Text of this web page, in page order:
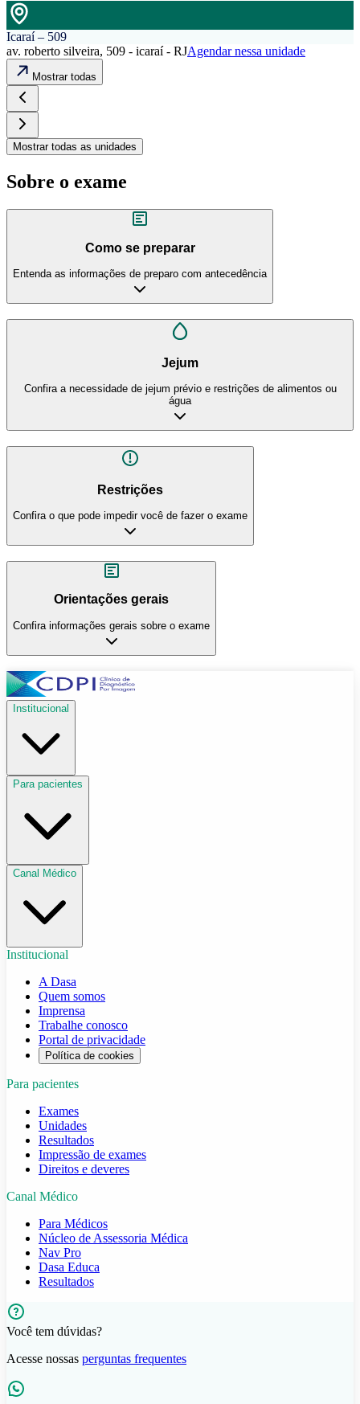
Icaraí – 509
av. roberto silveira, 509 - icaraí - RJAgendar nessa unidade
Mostrar todas
Mostrar todas as unidades
Sobre o exame
Como se preparar
Entenda as informações de preparo com antecedência
Jejum
Confira a necessidade de jejum prévio e restrições de alimentos ou
água
Restrições
Confira o que pode impedir você de fazer o exame
Orientações gerais
Confira informações gerais sobre o exame
Institucional
Para pacientes
Canal Médico
Institucional
A Dasa
Quem somos
Imprensa
Trabalhe conosco
Portal de privacidade
Política de cookies
Para pacientes
Exames
Unidades
Resultados
Impressão de exames
Direitos e deveres
Canal Médico
Para Médicos
Núcleo de Assessoria Médica
Nav Pro
Dasa Educa
Resultados
Você tem dúvidas?
Acesse nossas perguntas frequentes